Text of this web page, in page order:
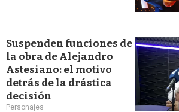
Suspenden funciones de
la obra de Alejandro
Astesiano: el motivo
detrás de la drástica
decisión
Personajes